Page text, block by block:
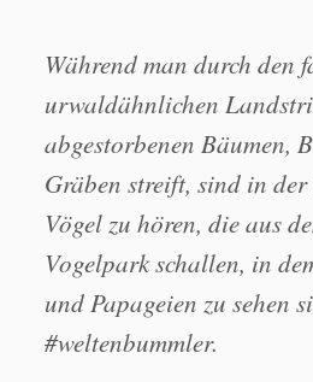
Während man durch den
urwaldähnlichen
abgestorbenen Bäumen,
Gräben streift, sind in der
Vögel zu hören, die aus
Vogelpark schallen, in
und Papageien zu sehen
#weltenbummler.